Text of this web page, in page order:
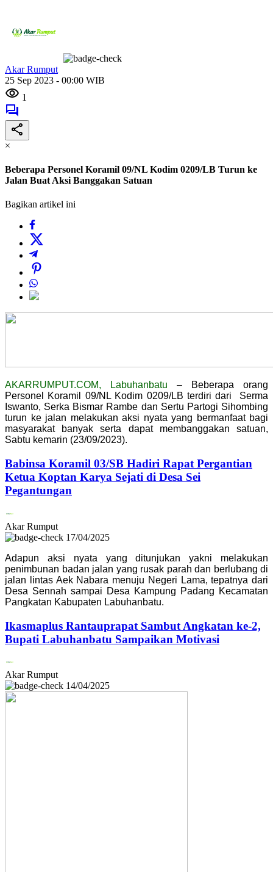
Akar Rumput
25 Sep 2023 - 00:00 WIB
1
×
Beberapa Personel Koramil 09/NL Kodim 0209/LB Turun ke
Jalan Buat Aksi Banggakan Satuan
Bagikan artikel ini
AKARRUMPUT.COM, Labuhanbatu – Beberapa orang
Personel Koramil 09/NL Kodim 0209/LB terdiri dari Serma
Iswanto, Serka Bismar Rambe dan Sertu Partogi Sihombing
turun ke jalan melakukan aksi nyata yang bermanfaat bagi
masyarakat banyak serta dapat membanggakan satuan,
Sabtu kemarin (23/09/2023).
Babinsa Koramil 03/SB Hadiri Rapat Pergantian
Ketua Koptan Karya Sejati di Desa Sei
Pegantungan
Akar Rumput
17/04/2025
Adapun aksi nyata yang ditunjukan yakni melakukan
penimbunan badan jalan yang rusak parah dan berlubang di
jalan lintas Aek Nabara menuju Negeri Lama, tepatnya dari
Desa Sennah sampai Desa Kampung Padang Kecamatan
Pangkatan Kabupaten Labuhanbatu.
Ikasmaplus Rantauprapat Sambut Angkatan ke-2,
Bupati Labuhanbatu Sampaikan Motivasi
Akar Rumput
14/04/2025